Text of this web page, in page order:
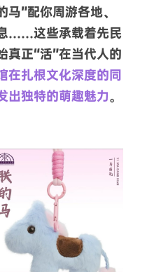
”配你周游各地、
……这些承载着先民
真正“活”在当代人的
在扎根文化深度的同
出独特的萌趣魅力。